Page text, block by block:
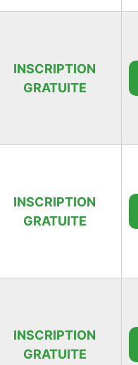
INSCRIPTION
GRATUITE
INSCRIPTION
GRATUITE
INSCRIPTION
GRATUITE